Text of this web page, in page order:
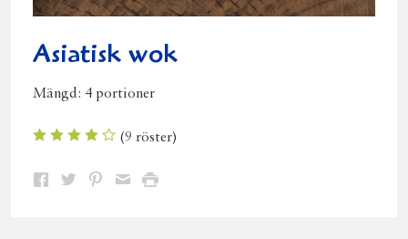
Asiatisk wok
Mängd: 4 portioner
(9 röster)
Dela Dela Dela DelaSkriv